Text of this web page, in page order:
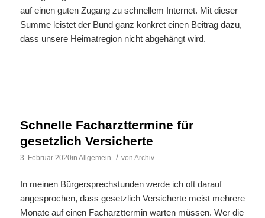
auf einen guten Zugang zu schnellem Internet. Mit dieser
Summe leistet der Bund ganz konkret einen Beitrag dazu,
dass unsere Heimatregion nicht abgehängt wird.
Schnelle Facharzttermine für
gesetzlich Versicherte
3. Februar 2020in Allgemein / von Archiv
In meinen Bürgersprechstunden werde ich oft darauf
angesprochen, dass gesetzlich Versicherte meist mehrere
Monate auf einen Facharzttermin warten müssen. Wer die